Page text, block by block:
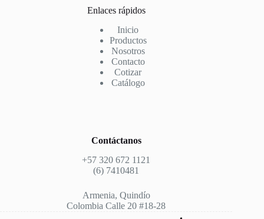
Enlaces rápidos
Inicio
Productos
Nosotros
Contacto
Cotizar
Catálogo
Contáctanos
+57 320 672 1121
(6) 7410481
Armenia, Quindío
Colombia Calle 20 #18-28